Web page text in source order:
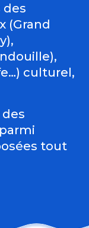
des
(Grand
culturel,
tout